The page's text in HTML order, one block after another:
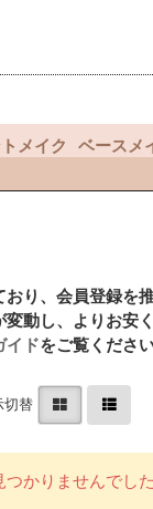
メイク ベースメ
り、会員登録を
動し、よりお安
イドをご覧くださ
切替
つかりませんでし